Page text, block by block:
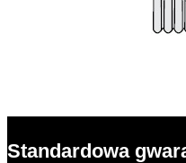
Standardowa